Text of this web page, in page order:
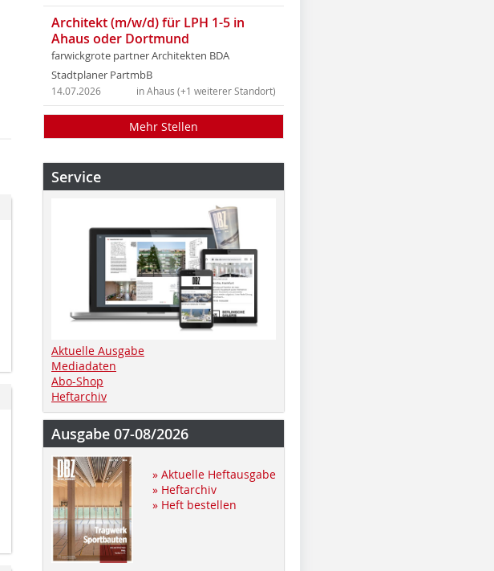
Architekt (m/w/d) für LPH 1-5 in
Ahaus oder Dortmund
farwickgrote partner Architekten BDA
Stadtplaner PartmbB
in Ahaus (+1 weiterer Standort)
14.07.2026
Mehr Stellen
Service
Aktuelle Ausgabe
Mediadaten
Abo-Shop
Heftarchiv
Ausgabe 07-08/2026
» Aktuelle Heftausgabe
» Heftarchiv
» Heft bestellen